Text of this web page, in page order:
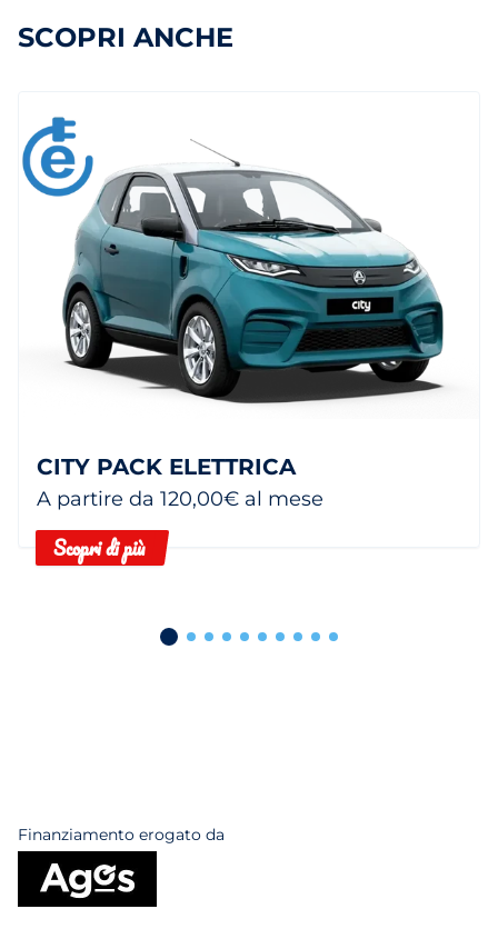
SCOPRI ANCHE
CITY PACK ELETTRICA
A partire da 120,00€ al mese
Scopri di più
Finanziamento erogato da